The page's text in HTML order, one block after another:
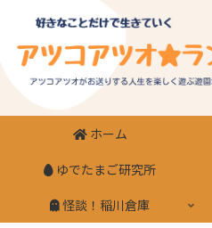
ホーム
ゆでたまご研究所
怪談！稲川倉庫